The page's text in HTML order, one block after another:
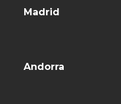
Madrid
Andorra